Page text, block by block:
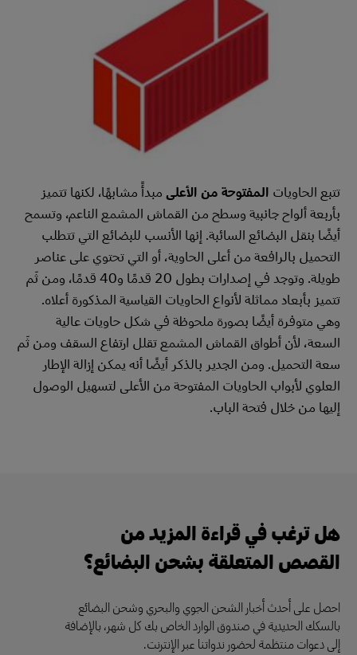
تتبع الحاويات المفتوحة من الأعلى مبدأً مشابهًا، لكنها تتميز
بأربعة ألواح جانبية وسطح من القماش المشمع الناعم، وتسمح
أيضًا بنقل البضائع السائبة. إنها الأنسب للبضائع التي تتطلب
التحميل بالرافعة من أعلى الحاوية، أو التي تحتوي على عناصر
طويلة. وتوجد في إصدارات بطول 20 قدمًا و40 قدمًا، ومن ثَم
تتميز بأبعاد مماثلة لأنواع الحاويات القياسية المذكورة أعلاه.
وهي متوفرة أيضًا بصورة ملحوظة في شكل حاويات عالية
السعة، لأن أطواق القماش المشمع تقلل ارتفاع السقف ومن ثَم
سعة التحميل. ومن الجدير بالذكر أيضًا أنه يمكن إزالة الإطار
العلوي لأبواب الحاويات المفتوحة من الأعلى لتسهيل الوصول
إليها من خلال فتحة الباب.
هل ترغب في قراءة المزيد من
القصص المتعلقة بشحن البضائع؟
احصل على أحدث أخبار الشحن الجوي والبحري وشحن البضائع
بالسكك الحديدية في صندوق الوارد الخاص بك كل شهر، بالإضافة
إلى دعوات منتظمة لحضور ندواتنا عبر الإنترنت.